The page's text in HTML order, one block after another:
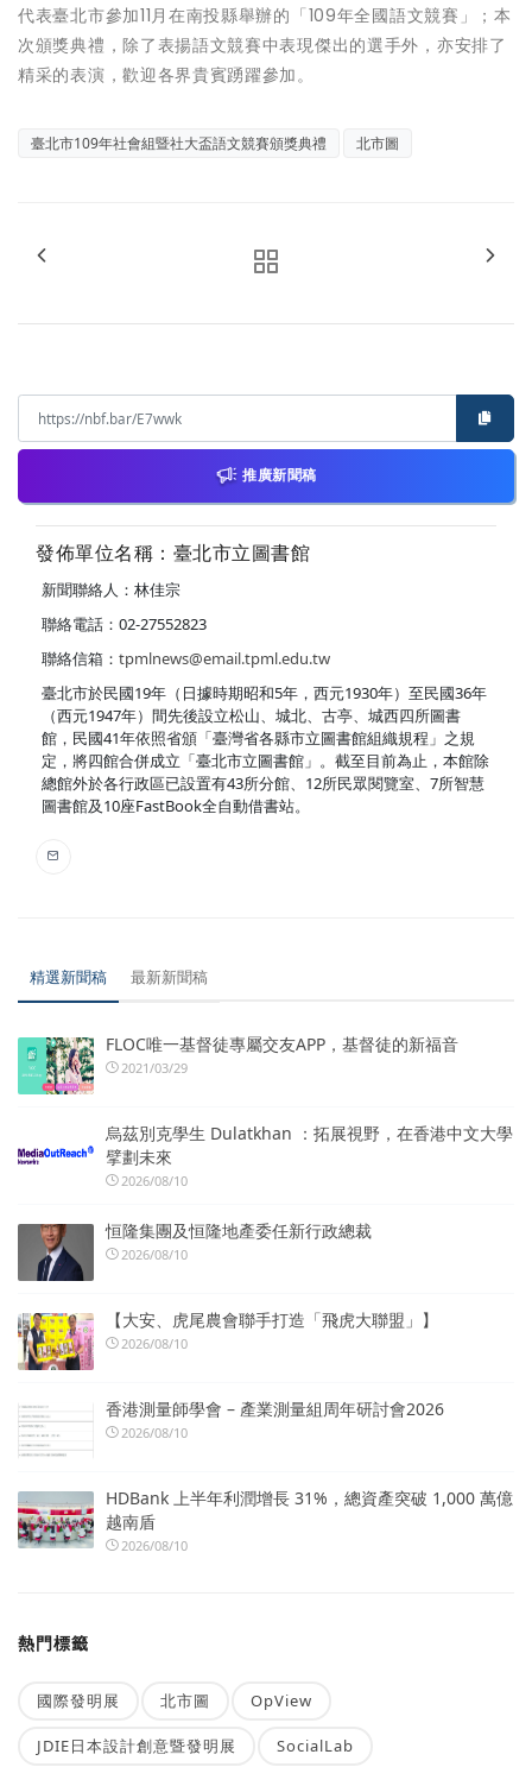
代表臺北市參加11月在南投縣舉辦的「109年全國語文競賽」；本
次頒獎典禮，除了表揚語文競賽中表現傑出的選手外，亦安排了
精采的表演，歡迎各界貴賓踴躍參加。
臺北市109年社會組暨社大盃語文競賽頒獎典禮 北市圖
推廣新聞稿
發佈單位名稱：臺北市立圖書館
新聞聯絡人：林佳宗
聯絡電話：02-27552823
聯絡信箱： tpmlnews@email.tpml.edu.tw
臺北市於民國19年（日據時期昭和5年，西元1930年）至民國36年
（西元1947年）間先後設立松山、城北、古亭、城西四所圖書
館，民國41年依照省頒「臺灣省各縣市立圖書館組織規程」之規
定，將四館合併成立「臺北市立圖書館」。截至目前為止，本館除
總館外於各行政區已設置有43所分館、12所民眾閱覽室、7所智慧
圖書館及10座FastBook全自動借書站。
精選新聞稿 最新新聞稿
FLOC唯一基督徒專屬交友APP，基督徒的新福音
2021/03/29
烏茲別克學生 Dulatkhan ：拓展視野，在香港中文大學
擘劃未來
2026/08/10
恒隆集團及恒隆地產委任新行政總裁
2026/08/10
【大安、虎尾農會聯手打造「飛虎大聯盟」】
2026/08/10
香港測量師學會 – 產業測量組周年研討會2026
2026/08/10
HDBank 上半年利潤增長 31%，總資產突破 1,000 萬億
越南盾
2026/08/10
熱門標籤
國際發明展 北市圖 OpView
JDIE日本設計創意暨發明展 SocialLab